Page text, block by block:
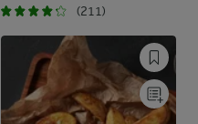
(211)